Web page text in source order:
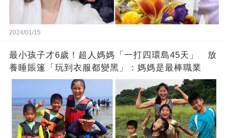
2024/01/15
最小孩子才6歲！超人媽媽「一打四環島45天」 放
養睡賬篷「玩到衣服都變黑」：媽媽是最棒職業